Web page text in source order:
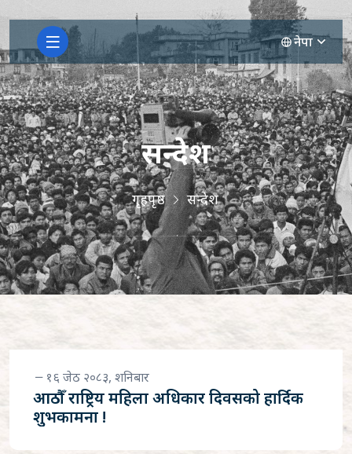
नेपा
सन्देश
गृहपृष्ठ सन्देश
१६ जेठ २०८३, शनिबार
आठौँ राष्ट्रिय महिला अधिकार दिवसको हार्दिक
शुभकामना !